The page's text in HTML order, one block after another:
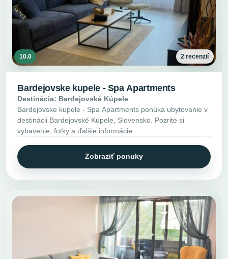
10.0 2 recenzií
Bardejovske kupele - Spa Apartments
Destinácia: Bardejovské Kúpele
Bardejovske kupele - Spa Apartments ponúka ubytovanie v
destinácii Bardejovské Kúpele, Slovensko. Pozrite si
vybavenie, fotky a ďalšie informácie.
Zobraziť ponuky